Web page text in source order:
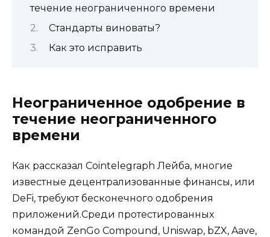
течение неограниченного времени
Стандарты виноваты?
Как это исправить
Неограниченное одобрение в
течение неограниченного
времени
Как рассказал Cointelegraph Лейба, многие
известные децентрализованные финансы, или
DeFi, требуют бесконечного одобрения
приложений.Среди протестированных
командой ZenGo Compound, Uniswap, bZX, Aave,